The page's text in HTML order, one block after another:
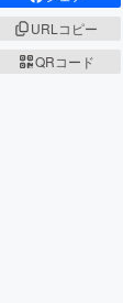
URLコピー
QRコード